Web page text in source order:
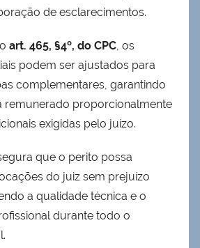
de esclarecimentos.
art. 465, §4º, do CPC, os
podem ser ajustados para
complementares, garantindo
remunerado proporcionalmente
exigidas pelo juízo.
que o perito possa
do juiz sem prejuízo
a qualidade técnica e o
durante todo o